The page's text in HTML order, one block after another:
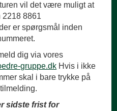
det være muligt at
2218 8861
inden
via vores
gruppe.dk Hvis i ikke
skal i bare trykke på
sidste frist for